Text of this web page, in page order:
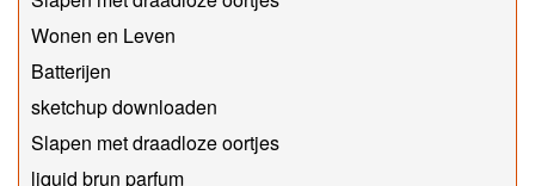
Wonen en Leven
Batterijen
sketchup downloaden
Slapen met draadloze oortjes
liquid brun parfum